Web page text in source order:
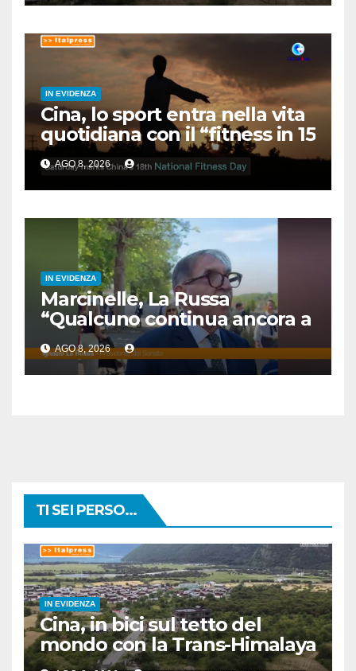
IN EVIDENZA
Cina, lo sport entra nella vita
quotidiana con il “fitness in 15
minuti”
AGO 8, 2026
IN EVIDENZA
Marcinelle, La Russa
“Qualcuno continua ancora a
voltare le spalle”
AGO 8, 2026
TI SEI PERSO...
IN EVIDENZA
Cina, in bici sul tetto del
mondo con la Trans-Himalaya
Race